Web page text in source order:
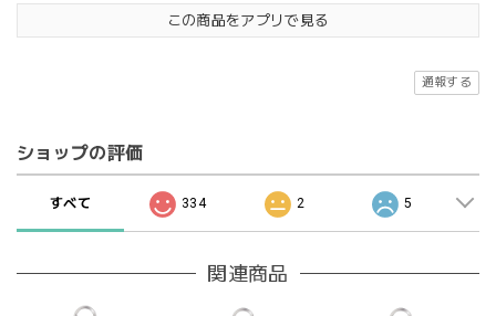
この商品をアプリで見る
通報する
ショップの評価
すべて 334 2 5
関連商品